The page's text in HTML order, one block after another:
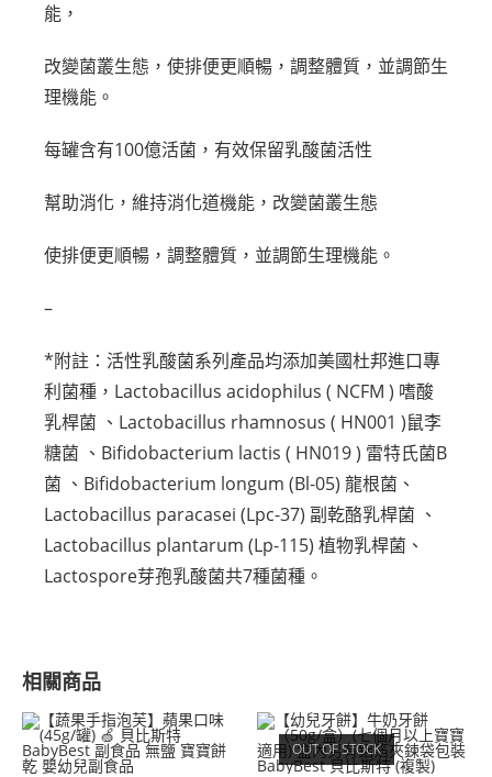
能，
改變菌叢生態，使排便更順暢，調整體質，並調節生
理機能。
每罐含有100億活菌，有效保留乳酸菌活性
幫助消化，維持消化道機能，改變菌叢生態
使排便更順暢，調整體質，並調節生理機能。
–
*附註：活性乳酸菌系列產品均添加美國杜邦進口專
利菌種，Lactobacillus acidophilus ( NCFM ) 嗜酸
乳桿菌 、Lactobacillus rhamnosus ( HN001 )鼠李
糖菌 、Bifidobacterium lactis ( HN019 ) 雷特氏菌B
菌 、Bifidobacterium longum (Bl-05) 龍根菌、
Lactobacillus paracasei (Lpc-37) 副乾酪乳桿菌 、
Lactobacillus plantarum (Lp-115) 植物乳桿菌、
Lactospore芽孢乳酸菌共7種菌種。
相關商品
OUT OF STOCK